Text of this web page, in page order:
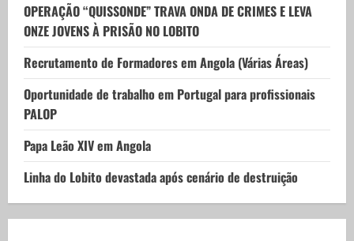
OPERAÇÃO “QUISSONDE” TRAVA ONDA DE CRIMES E LEVA
ONZE JOVENS À PRISÃO NO LOBITO
Recrutamento de Formadores em Angola (Várias Áreas)
Oportunidade de trabalho em Portugal para profissionais
PALOP
Papa Leão XIV em Angola
Linha do Lobito devastada após cenário de destruição